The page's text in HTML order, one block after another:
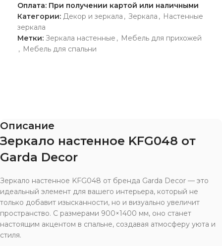
Оплата: При получении картой или наличными
Категории: Декор и зеркала , Зеркала , Настенные
зеркала
Метки: Зеркала настенные , Мебель для прихожей
, Мебель для спальни
Описание
Зеркало настенное KFG048 от
Garda Decor
Зеркало настенное KFG048 от бренда Garda Decor — это
идеальный элемент для вашего интерьера, который не
только добавит изысканности, но и визуально увеличит
пространство. С размерами 900×1400 мм, оно станет
настоящим акцентом в спальне, создавая атмосферу уюта и
стиля.